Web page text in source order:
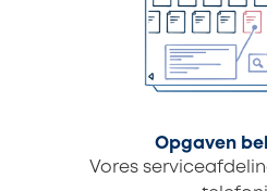
Opgaven
Vores